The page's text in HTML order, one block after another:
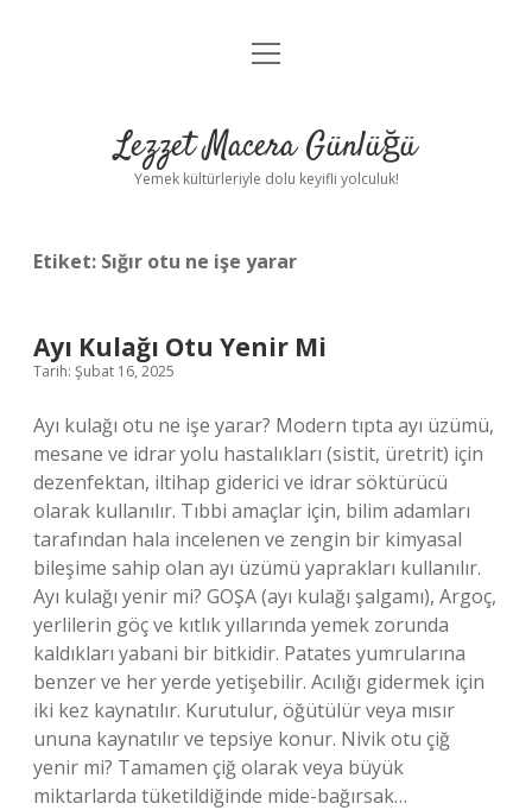
Anasayfa
Yasal Uyarı
menüyü
Lezzet Macera Günlüğü
Yemek kültürleriyle dolu keyifli yolculuk!
Etiket: Sığır otu ne işe yarar
Ayı Kulağı Otu Yenir Mi
Tarih: Şubat 16, 2025
Ayı kulağı otu ne işe yarar? Modern tıpta ayı üzümü,
mesane ve idrar yolu hastalıkları (sistit, üretrit) için
dezenfektan, iltihap giderici ve idrar söktürücü
olarak kullanılır. Tıbbi amaçlar için, bilim adamları
tarafından hala incelenen ve zengin bir kimyasal
bileşime sahip olan ayı üzümü yaprakları kullanılır.
Ayı kulağı yenir mi? GOŞA (ayı kulağı şalgamı), Argoç,
yerlilerin göç ve kıtlık yıllarında yemek zorunda
kaldıkları yabani bir bitkidir. Patates yumrularına
benzer ve her yerde yetişebilir. Acılığı gidermek için
iki kez kaynatılır. Kurutulur, öğütülür veya mısır
ununa kaynatılır ve tepsiye konur. Nivik otu çiğ
yenir mi? Tamamen çiğ olarak veya büyük
miktarlarda tüketildiğinde mide-bağırsak…